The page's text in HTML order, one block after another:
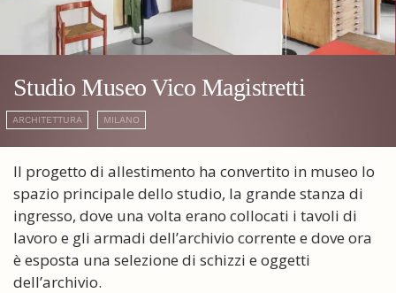
Studio Museo Vico Magistretti
ARCHITETTURA MILANO
Il progetto di allestimento ha convertito in museo lo
spazio principale dello studio, la grande stanza di
ingresso, dove una volta erano collocati i tavoli di
lavoro e gli armadi dell’archivio corrente e dove ora
è esposta una selezione di schizzi e oggetti
dell’archivio.